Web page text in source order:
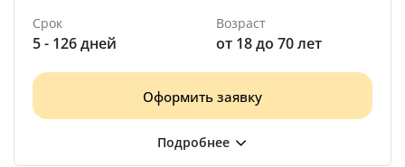
Срок
5 - 126 дней
Возраст
от 18 до 70 лет
Оформить заявку